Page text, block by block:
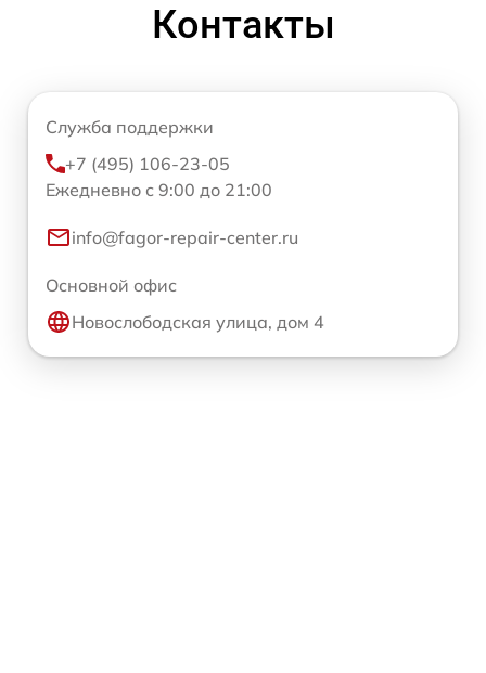
Контакты
Служба поддержки
+7 (495) 106-23-05
Ежедневно с 9:00 до 21:00
info@fagor-repair-center.ru
Основной офис
Новослободская улица, дом 4